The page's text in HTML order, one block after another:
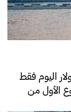
اليوم فقط
الأول من